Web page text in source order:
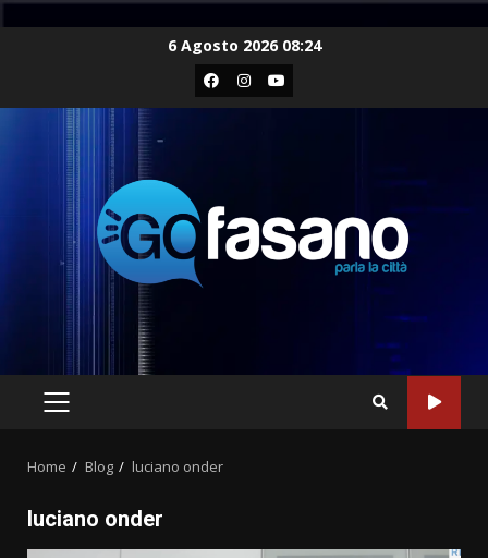
6 Agosto 2026 08:24
Facebook
Instagram
Youtube
PRIMARY
Home Blog luciano onder
luciano onder